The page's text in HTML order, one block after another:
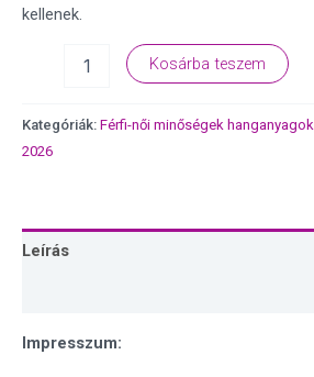
kellenek.
Kosárba teszem
Kategóriák: Férfi-női minőségek hanganyagok
2026
Leírás
Impresszum: